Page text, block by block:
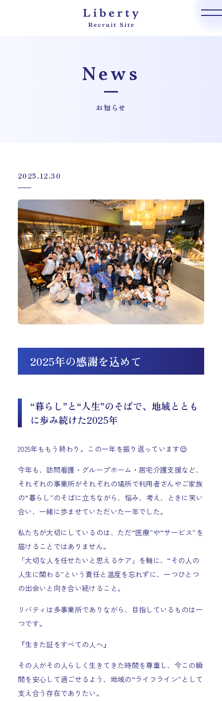
News
お知らせ
2025.12.30
2025年の感謝を込めて
“暮らし”と“人生”のそばで、地域ととも
に歩み続けた2025年
2025年ももう終わり。この一年を振り返っています😌
今年も、訪問看護・グループホーム・居宅介護支援など、
それぞれの事業所がそれぞれの場所で利用者さんやご家族
の“暮らし”のそばに立ちながら、悩み、考え、ときに笑い
合い、一緒に歩ませていただいた一年でした。
私たちが大切にしているのは、ただ“医療”や“サービス”を
届けることではありません。
「大切な人を任せたいと思えるケア」を軸に、“その人の
人生に関わる”という責任と温度を忘れずに、一つひとつ
の出会いと向き合い続けること。
リバティは多事業所でありながら、目指しているものは一
つです。
『生きた証をすべての人へ』
その人がその人らしく生きてきた時間を尊重し、今この瞬
間を安心して過ごせるよう、地域の“ライフライン”として
支え合う存在でありたい。